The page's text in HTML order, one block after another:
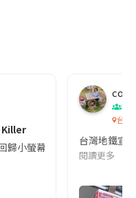
Killer
歸小螢幕啦!這次的劇本改編
co
吹
台灣
台灣地鐵宣
閱讀更多